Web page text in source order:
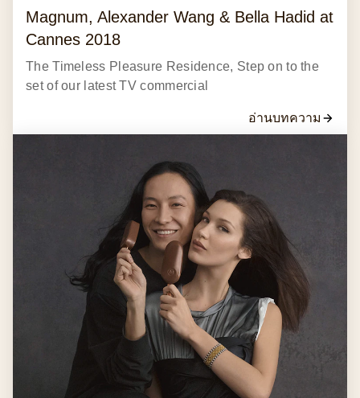
Magnum, Alexander Wang & Bella Hadid at
Cannes 2018
The Timeless Pleasure Residence, Step on to the
set of our latest TV commercial
อ่านบทความ